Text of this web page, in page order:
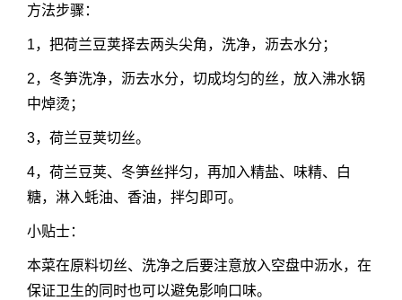
方法步骤：
1，把荷兰豆荚择去两头尖角，洗净，沥去水分；
2，冬笋洗净，沥去水分，切成均匀的丝，放入沸水锅
中焯烫；
3，荷兰豆荚切丝。
4，荷兰豆荚、冬笋丝拌匀，再加入精盐、味精、白
糖，淋入蚝油、香油，拌匀即可。
小贴士：
本菜在原料切丝、洗净之后要注意放入空盘中沥水，在
保证卫生的同时也可以避免影响口味。